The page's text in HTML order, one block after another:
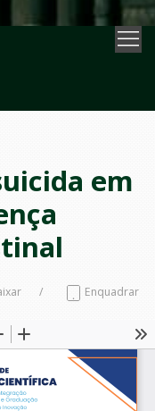
em
Enquadrar